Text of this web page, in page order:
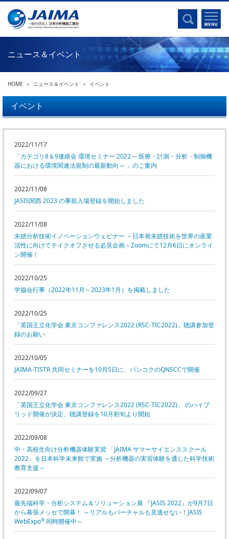
事業計画書
沿革
関連リンク
JAIMAの取り組み
主な活動
分析機器・科学機器遺産認定
海外交流事業
製品含有化学物質規制 UPDATE
統計
委員会活動
協力企業との適正取引の推進
分析用X線検査装置他PCB廃棄物処理について
会員会社
会員リスト
入会のご案内
入会金・会費規程
ニュース
イベント
はじめに
電磁波(光)
クロマトグラフ
質量分析
電子顕微鏡
熱分析
電気化学
電子線応用
バイオ関連
機器分析が支える、豊かな暮らしと産業のフロンティア
総論・各種分析法
環境
食品
材料
X線・放射光
ニュース＆イベント
HOME ニュース＆イベント イベント
イベント
2022/11/17
「カテゴリ8＆9連絡会 環境セミナー 2022 ─ 医療・計測・分析・制御機
器における環境関連法規制の最新動向 ─ 」のご案内
2022/11/08
JASIS関西 2023 の事前入場登録を開始しました
2022/11/08
未踏分析技術イノベーションウェビナー ～日本発未踏技術を世界の産業
活性に向けてテイクオフさせる必見企画～Zoomにて12月6日にオンライ
ン開催！
2022/10/25
学協会行事（2022年11月～2023年1月）を掲載しました
2022/10/25
「英国王立化学会 東京コンファレンス2022 (RSC-TIC2022)」聴講参加登
録のお願い
2022/10/05
JAIMA-TISTR 共同セミナーを10月5日に、バンコクのQNSCCで開催
2022/09/27
「英国王立化学会 東京コンファレンス2022 (RSC-TIC2022)」 のハイブ
リッド開催が決定、聴講登録を10月初旬より開始
2022/09/08
中・高校生向け分析機器体験実習 「JAIMA サマーサイエンススクール
2022」を日本科学未来館で実施 ～分析機器の実習体験を通じた科学技術
教育支援～
2022/09/07
最先端科学・分析システム＆ソリューション展 『JASIS 2022』が9月7日
から幕張メッセで開幕！ ～リアルもバーチャルも見逃せない！JASIS
WebExpo® 同時開催中～